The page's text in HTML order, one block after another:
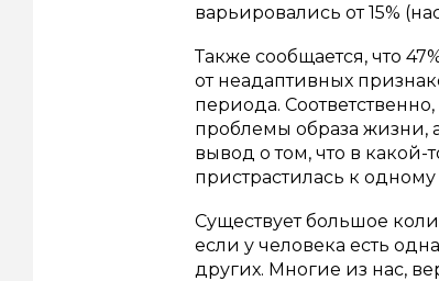
варьировались от 15%
Также сообщается, что
от неадаптивных
периода.
проблемы образа жизни,
вывод о том, что в
пристрастилась к
Существует большое
если у человека есть
других. Многие из нас,